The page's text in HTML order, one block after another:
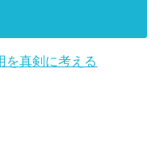
を真剣に考える